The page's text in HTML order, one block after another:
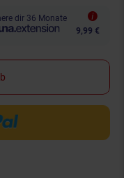
dir 36 Monate
9,99 €